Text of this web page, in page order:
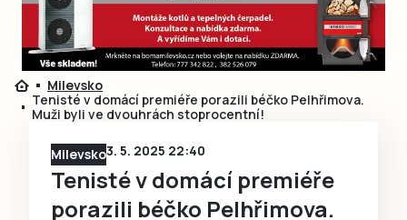
Přihlásit se
Ještě nemám účet, chci se
Čtenáři píší
Speciální přílohy
Milevsko
Tenisté v domácí premiéře porazili béčko Pelhřimova.
Muži byli ve dvouhrách stoprocentní!
Milevsko3. 5. 2025 22:40
Tenisté v domácí premiéře
porazili béčko Pelhřimova.